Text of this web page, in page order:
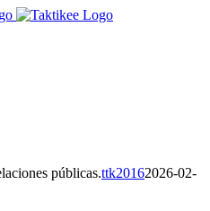
públicas.ttk20162026-02-